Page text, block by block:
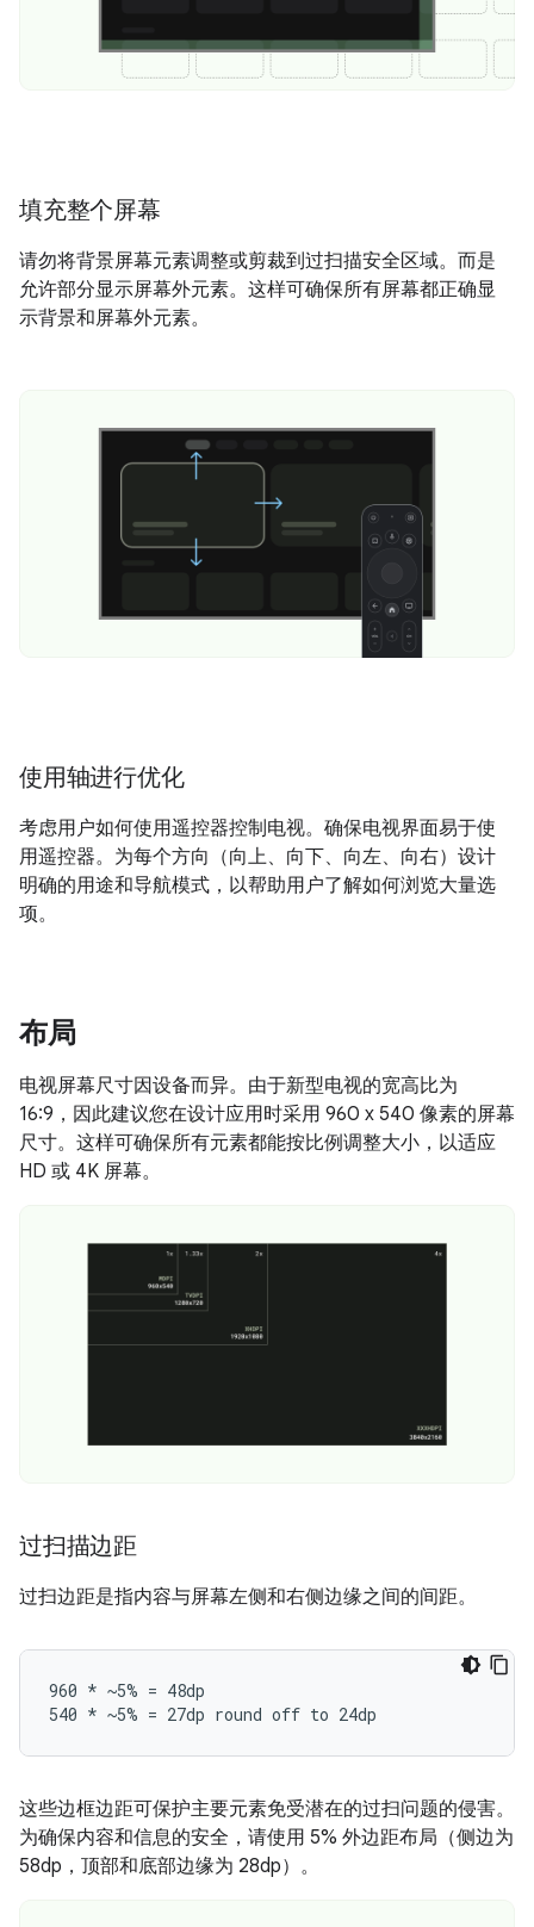
填充整个屏幕
请勿将背景屏幕元素调整或剪裁到过扫描安全区域。而是
允许部分显示屏幕外元素。这样可确保所有屏幕都正确显
示背景和屏幕外元素。
使用轴进行优化
考虑用户如何使用遥控器控制电视。确保电视界面易于使
用遥控器。为每个方向（向上、向下、向左、向右）设计
明确的用途和导航模式，以帮助用户了解如何浏览大量选
项。
布局
电视屏幕尺寸因设备而异。由于新型电视的宽高比为
16:9，因此建议您在设计应用时采用 960 x 540 像素的屏幕
尺寸。这样可确保所有元素都能按比例调整大小，以适应
HD 或 4K 屏幕。
过扫描边距
过扫边距是指内容与屏幕左侧和右侧边缘之间的间距。
960 * ~5% = 48dp
这些边框边距可保护主要元素免受潜在的过扫问题的侵害。
为确保内容和信息的安全，请使用 5% 外边距布局（侧边为
58dp，顶部和底部边缘为 28dp）。